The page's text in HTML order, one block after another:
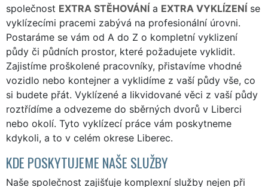
společnost EXTRA STĚHOVÁNÍ a EXTRA VYKLÍZENÍ se
vyklízecími pracemi zabývá na profesionální úrovni.
Postaráme se vám od A do Z o kompletní vyklizení
půdy či půdních prostor, které požadujete vyklidit.
Zajistíme proškolené pracovníky, přistavíme vhodné
vozidlo nebo kontejner a vyklidíme z vaší půdy vše, co
si budete přát. Vyklízené a likvidované věci z vaší půdy
roztřídíme a odvezeme do sběrných dvorů v Liberci
nebo okolí. Tyto vyklízecí práce vám poskytneme
kdykoli, a to v celém okrese Liberec.
KDE POSKYTUJEME NAŠE SLUŽBY
Naše společnost zajišťuje komplexní služby nejen při